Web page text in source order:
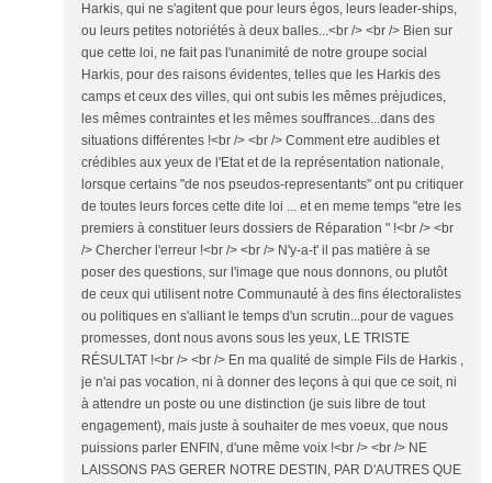
Harkis, qui ne s'agitent que pour leurs égos, leurs leader-ships,
ou leurs petites notoriétés à deux balles...<br /> <br /> Bien sur
que cette loi, ne fait pas l'unanimité de notre groupe social
Harkis, pour des raisons évidentes, telles que les Harkis des
camps et ceux des villes, qui ont subis les mêmes préjudices,
les mêmes contraintes et les mêmes souffrances...dans des
situations différentes !<br /> <br /> Comment etre audibles et
crédibles aux yeux de l'Etat et de la représentation nationale,
lorsque certains "de nos pseudos-representants" ont pu critiquer
de toutes leurs forces cette dite loi ... et en meme temps "etre les
premiers à constituer leurs dossiers de Réparation " !<br /> <br
/> Chercher l'erreur !<br /> <br /> N'y-a-t' il pas matière à se
poser des questions, sur l'image que nous donnons, ou plutôt
de ceux qui utilisent notre Communauté à des fins électoralistes
ou politiques en s'alliant le temps d'un scrutin...pour de vagues
promesses, dont nous avons sous les yeux, LE TRISTE
RÉSULTAT !<br /> <br /> En ma qualité de simple Fils de Harkis ,
je n'ai pas vocation, ni à donner des leçons à qui que ce soit, ni
à attendre un poste ou une distinction (je suis libre de tout
engagement), mais juste à souhaiter de mes voeux, que nous
puissions parler ENFIN, d'une même voix !<br /> <br /> NE
LAISSONS PAS GERER NOTRE DESTIN, PAR D'AUTRES QUE